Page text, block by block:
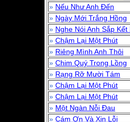
» Nếu Như Anh Đến
» Ngày Mới Trắng Hồng
» Nghe Nói Anh Sắp Kết
» Chậm Lại Một Phút
» Riêng Mình Anh Thôi
» Chim Quý Trong Lồng
» Rạng Rỡ Mười Tám
» Chậm Lại Một Phút
» Chậm Lại Một Phút
» Một Ngàn Nỗi Đau
» Cám Ơn Và Xin Lỗi